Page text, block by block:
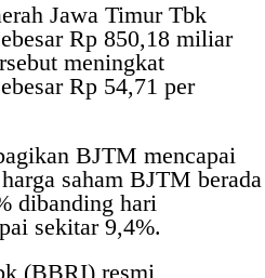
Jawa Timur Tbk
Rp 850,18 miliar
meningkat
Rp 54,71 per
BJTM mencapai
saham BJTM berada
dibanding hari
sekitar 9,4%.
(BBRI) resmi